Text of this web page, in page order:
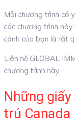
Mỗi chương trình có
các chương trình
cảnh của bạn là rất
Liên hệ GLOBAL
chương trình này.
Những
trú Canada